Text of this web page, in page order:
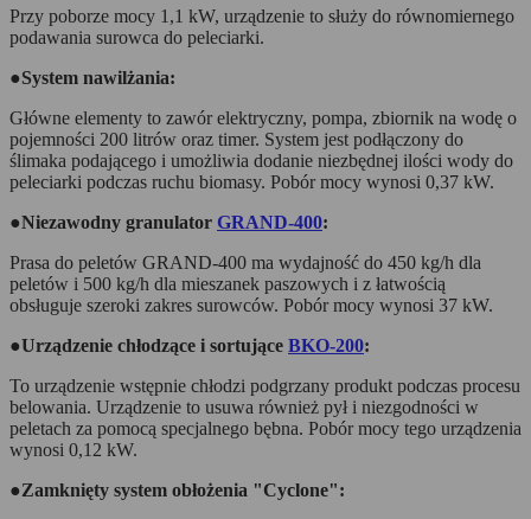
Przy poborze mocy 1,1 kW, urządzenie to służy do równomiernego
podawania surowca do peleciarki.
●System nawilżania:
Główne elementy to zawór elektryczny, pompa, zbiornik na wodę o
pojemności 200 litrów oraz timer. System jest podłączony do
ślimaka podającego i umożliwia dodanie niezbędnej ilości wody do
peleciarki podczas ruchu biomasy. Pobór mocy wynosi 0,37 kW.
●Niezawodny granulator GRAND-400:
Prasa do peletów GRAND-400 ma wydajność do 450 kg/h dla
peletów i 500 kg/h dla mieszanek paszowych i z łatwością
obsługuje szeroki zakres surowców. Pobór mocy wynosi 37 kW.
●Urządzenie chłodzące i sortujące BKO-200:
To urządzenie wstępnie chłodzi podgrzany produkt podczas procesu
belowania. Urządzenie to usuwa również pył i niezgodności w
peletach za pomocą specjalnego bębna. Pobór mocy tego urządzenia
wynosi 0,12 kW.
●Zamknięty system obłożenia "Cyclone":